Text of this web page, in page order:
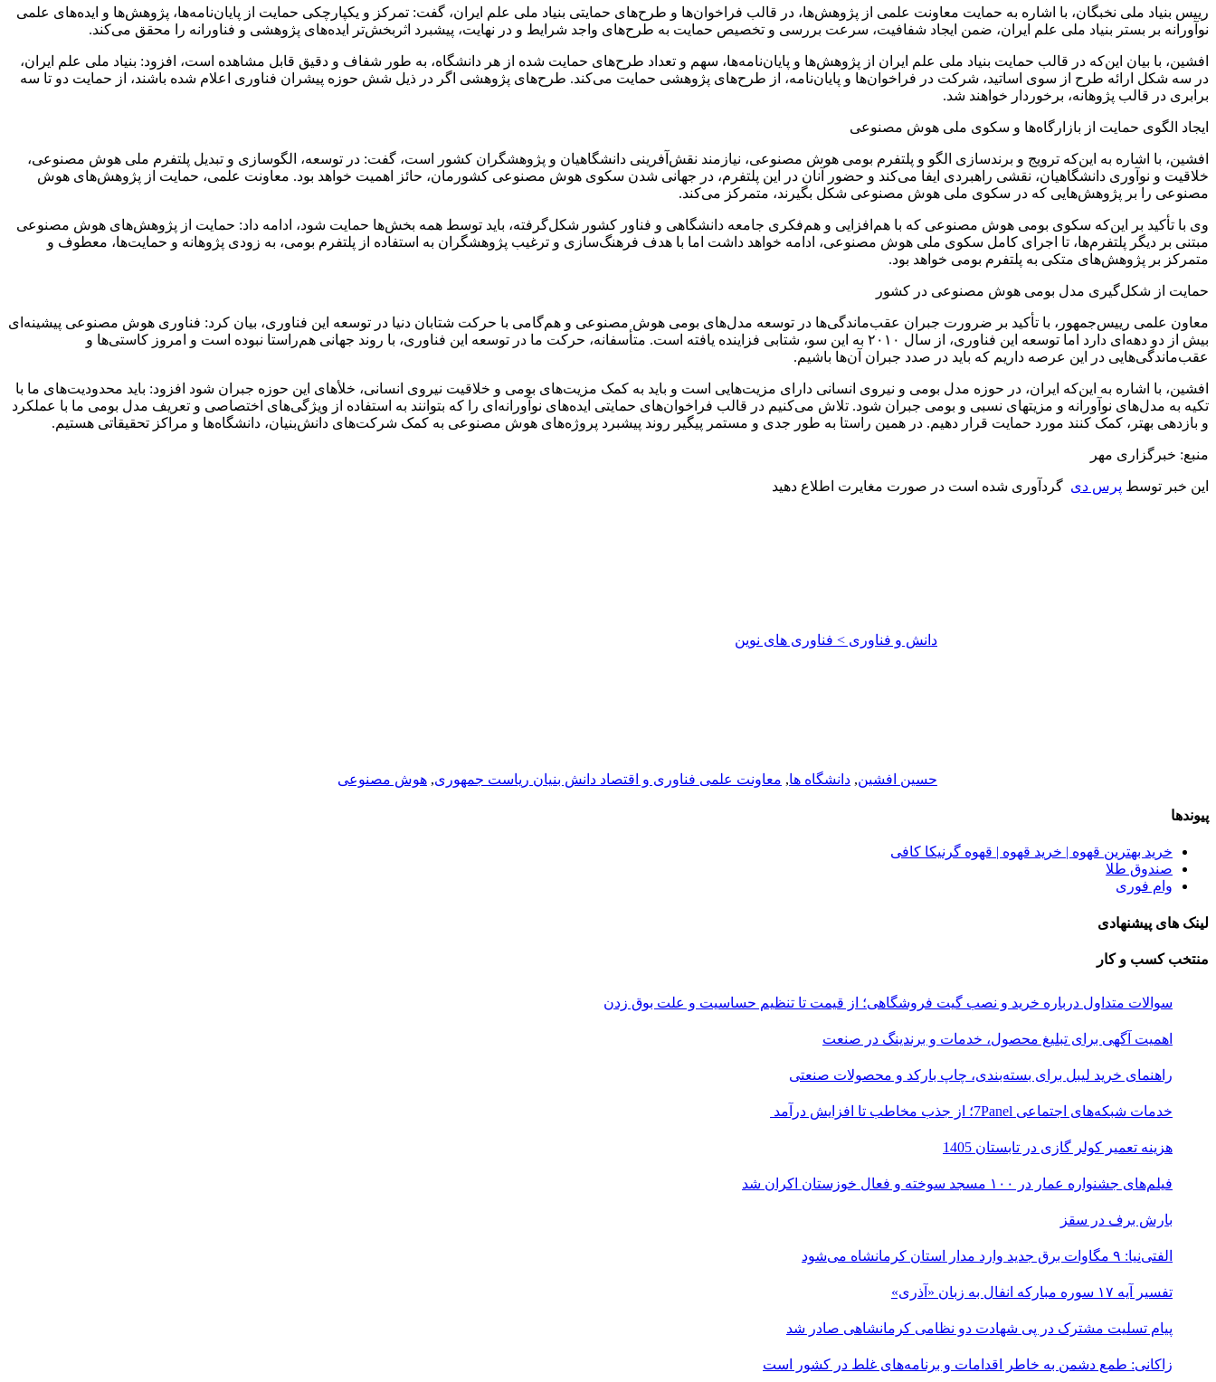
رییس بنیاد ملی نخبگان، با اشاره به حمایت معاونت علمی از پژوهش‌ها، در قالب فراخوان‌ها و طرح‌های حمایتی بنیاد ملی علم ایران، گفت: تمرکز و یکپارچکی حمایت از پایان‌نامه‌ها، پژوهش‌ها و ایده‌های علمی
نوآورانه بر بستر بنیاد ملی علم ایران، ضمن ایجاد شفافیت، سرعت بررسی و تخصیص حمایت به طرح‌های واجد شرایط و در نهایت، پیشبرد اثربخش‌تر ایده‌های پژوهشی و فناورانه را محقق می‌کند.
افشین، با بیان این‌که در قالب حمایت بنیاد ملی علم ایران از پژوهش‌ها و پایان‌نامه‌ها، سهم و تعداد طرح‌های حمایت شده از هر دانشگاه، به طور شفاف و دقیق قابل مشاهده است، افزود: بنیاد ملی علم ایران،
در سه شکل ارائه طرح از سوی اساتید، شرکت در فراخوان‌ها و پایان‌نامه، از طرح‌های پژوهشی حمایت می‌کند. طرح‌های پژوهشی اگر در ذیل شش حوزه پیشران فناوری اعلام شده باشند، از حمایت دو تا سه
برابری در قالب پژوهانه، برخوردار خواهند شد.
ایجاد الگوی حمایت از بازارگاه‌ها و سکوی ملی هوش مصنوعی
افشین، با اشاره به این‌که ترویج و برندسازی الگو و پلتفرم بومی هوش مصنوعی، نیازمند نقش‌آفرینی دانشگاهیان و پژوهشگران کشور است، گفت: در توسعه، الگوسازی و تبدیل پلتفرم ملی هوش مصنوعی،
خلاقیت و نوآوری دانشگاهیان، نقشی راهبردی ایفا می‌کند و حضور آنان در این پلتفرم، در جهانی شدن سکوی هوش مصنوعی کشورمان، حائز اهمیت خواهد بود. معاونت علمی، حمایت از پژوهش‌های هوش
مصنوعی را بر پژوهش‌هایی که در سکوی ملی هوش مصنوعی شکل بگیرند، متمرکز می‌کند.
وی با تأکید بر این‌که سکوی بومی هوش مصنوعی که با هم‌افزایی و هم‌فکری جامعه دانشگاهی و فناور کشور شکل‌گرفته، باید توسط همه بخش‌ها حمایت شود، ادامه داد: حمایت از پژوهش‌های هوش مصنوعی
مبتنی بر دیگر پلتفرم‌ها، تا اجرای کامل سکوی ملی هوش مصنوعی، ادامه خواهد داشت اما با هدف فرهنگ‌سازی و ترغیب پژوهشگران به استفاده از پلتفرم بومی، به زودی پژوهانه و حمایت‌ها، معطوف و
متمرکز بر پژوهش‌های متکی به پلتفرم بومی خواهد بود.
حمایت از شکل‌گیری مدل بومی هوش مصنوعی در کشور
معاون علمی رییس‌جمهور، با تأکید بر ضرورت جبران عقب‌ماندگی‌ها در توسعه مدل‌های بومی هوش مصنوعی و هم‌گامی با حرکت شتابان دنیا در توسعه این فناوری، بیان کرد: فناوری هوش مصنوعی پیشینه‌ای
بیش از دو دهه‌ای دارد اما توسعه این فناوری، از سال ۲۰۱۰ به این سو، شتابی فزاینده یافته است. متأسفانه، حرکت ما در توسعه این فناوری، با روند جهانی هم‌راستا نبوده است و امروز کاستی‌ها و
عقب‌ماندگی‌هایی در این عرصه داریم که باید در صدد جبران آن‌ها باشیم.
افشین، با اشاره به این‌که ایران، در حوزه مدل بومی و نیروی انسانی دارای مزیت‌هایی است و باید به کمک مزیت‌های بومی و خلاقیت نیروی انسانی، خلأهای این حوزه جبران شود افزود: باید محدودیت‌های ما با
تکیه به مدل‌های نوآورانه و مزیت‎های نسبی و بومی جبران شود. تلاش می‌کنیم در قالب فراخوان‌های حمایتی ایده‌های نوآورانه‌ای را که بتوانند به استفاده از ویژگی‌های اختصاصی و تعریف مدل بومی ما با عملکرد
و بازدهی بهتر، کمک کنند مورد حمایت قرار دهیم. در همین راستا به طور جدی و مستمر پیگیر روند پیشبرد پروژه‌های هوش مصنوعی به کمک شرکت‌های دانش‌بنیان، دانشگاه‌ها و مراکز تحقیقاتی هستیم.
منبع: خبرگزاری مهر
این خبر توسط پرس دی گردآوری شده است در صورت مغایرت اطلاع دهید
دانش و فناوری > فناوری های نوین
حسین افشین, دانشگاه ها, معاونت علمی فناوری و اقتصاد دانش بنیان ریاست جمهوری, هوش مصنوعی
پیوندها
خرید بهترین قهوه | خرید قهوه | قهوه گرنیکا کافی
صندوق طلا
وام فوری
لینک های پیشنهادی
منتخب کسب و کار
سوالات متداول درباره خرید و نصب گیت فروشگاهی؛ از قیمت تا تنظیم حساسیت و علت بوق زدن
اهمیت آگهی برای تبلیغ محصول، خدمات و برندینگ در صنعت
راهنمای خرید لیبل برای بسته‌بندی، چاپ بارکد و محصولات صنعتی
خدمات شبکه‌های اجتماعی 7Panel؛ از جذب مخاطب تا افزایش درآمد
هزینه تعمیر کولر گازی در تابستان 1405
فیلم‌های جشنواره عمار در ۱۰۰ مسجد سوخته و فعال خوزستان اکران شد
بارش برف در سقز
الفتی‌نیا: ۹ مگاوات برق جدید وارد مدار استان کرمانشاه می‌شود
تفسیر آیه ۱۷ سوره مبارکه انفال به زبان «آذری»
پیام تسلیت مشترک در پی شهادت دو نظامی کرمانشاهی صادر شد
زاکانی: طمع دشمن به خاطر اقدامات و برنامه‌های غلط در کشور است